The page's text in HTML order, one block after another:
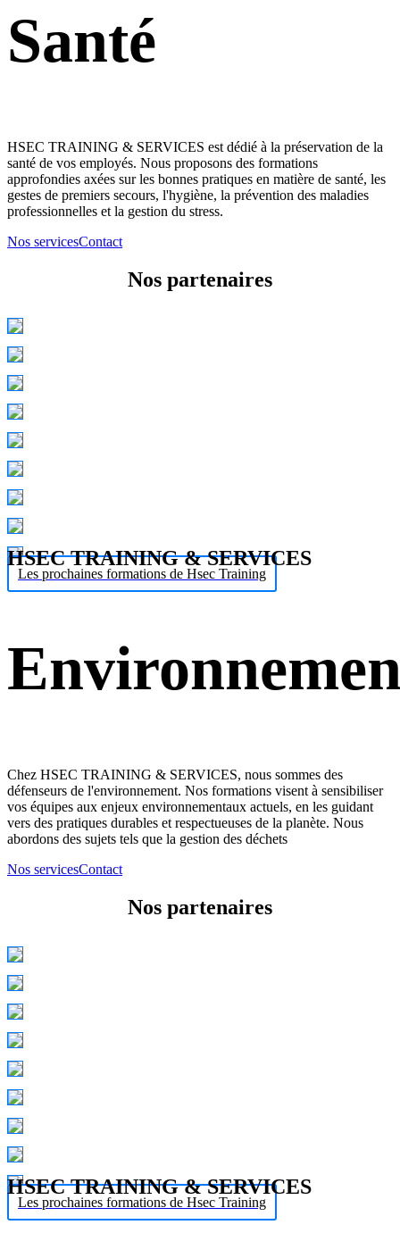
Santé
HSEC TRAINING & SERVICES est dédié à la préservation de la
santé de vos employés. Nous proposons des formations
approfondies axées sur les bonnes pratiques en matière de santé, les
gestes de premiers secours, l'hygiène, la prévention des maladies
professionnelles et la gestion du stress.
Nos servicesContact
Nos partenaires
Les prochaines formations de Hsec Training
HSEC TRAINING & SERVICES
Chez HSEC TRAINING & SERVICES, nous sommes des
défenseurs de l'environnement. Nos formations visent à sensibiliser
vos équipes aux enjeux environnementaux actuels, en les guidant
vers des pratiques durables et respectueuses de la planète. Nous
abordons des sujets tels que la gestion des déchets
Nos servicesContact
Nos partenaires
Les prochaines formations de Hsec Training
HSEC TRAINING & SERVICES